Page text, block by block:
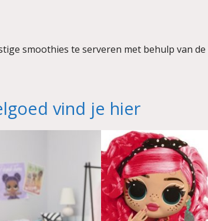
smoothies te serveren met behulp van
vind je hier